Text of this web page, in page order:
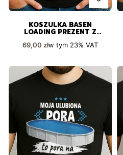
KOSZULKA BASEN
LOADING PREZENT Z
Cena brutto
69,00 złw tym 23%VAT